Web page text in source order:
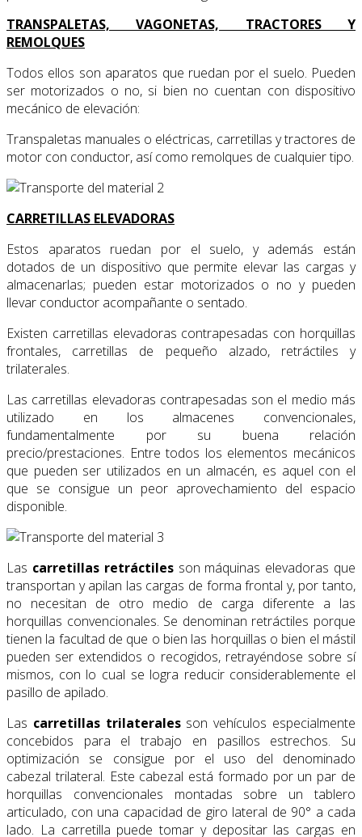
TRANSPALETAS, VAGONETAS, TRACTORES Y
REMOLQUES
Todos ellos son aparatos que ruedan por el suelo. Pueden
ser motorizados o no, si bien no cuentan con dispositivo
mecánico de elevación:
Transpaletas manuales o eléctricas, carretillas y tractores de
motor con conductor, así como remolques de cualquier tipo.
CARRETILLAS ELEVADORAS
Estos aparatos ruedan por el suelo, y además están
dotados de un dispositivo que permite elevar las cargas y
almacenarlas; pueden estar motorizados o no y pueden
llevar conductor acompañante o sentado.
Existen carretillas elevadoras contrapesadas con horquillas
frontales, carretillas de pequeño alzado, retráctiles y
trilaterales.
Las carretillas elevadoras contrapesadas son el medio más
utilizado en los almacenes convencionales,
fundamentalmente por su buena relación
precio/prestaciones. Entre todos los elementos mecánicos
que pueden ser utilizados en un almacén, es aquel con el
que se consigue un peor aprovechamiento del espacio
disponible.
Las carretillas retráctilesson máquinas elevadoras que
transportan y apilan las cargas de forma frontal y, por tanto,
no necesitan de otro medio de carga diferente a las
horquillas convencionales. Se denominan retráctiles porque
tienen la facultad de que o bien las horquillas o bien el mástil
pueden ser extendidos o recogidos, retrayéndose sobre sí
mismos, con lo cual se logra reducir considerablemente el
pasillo de apilado.
Las carretillas trilateralesson vehículos especialmente
concebidos para el trabajo en pasillos estrechos. Su
optimización se consigue por el uso del denominado
cabezal trilateral. Este cabezal está formado por un par de
horquillas convencionales montadas sobre un tablero
articulado, con una capacidad de giro lateral de 90° a cada
lado. La carretilla puede tomar y depositar las cargas en